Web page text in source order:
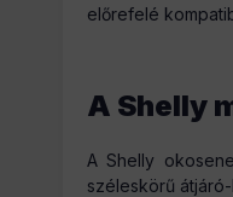
előrefelé
A Shelly
A Shelly
széleskörű